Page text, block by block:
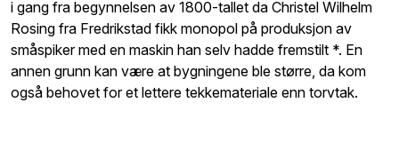
i gang fra begynnelsen av 1800-tallet da Christel Wilhelm
Rosing fra Fredrikstad fikk monopol på produksjon av
småspiker med en maskin han selv hadde fremstilt *. En
annen grunn kan være at bygningene ble større, da kom
også behovet for et lettere tekkemateriale enn torvtak.